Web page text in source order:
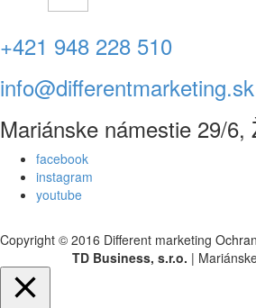
+421 948 228 510
info@differentmarketing.sk
Mariánske námestie 29/6,
facebook
instagram
youtube
Copyright © 2016 Different marketing
TD Business, s.r.o. |